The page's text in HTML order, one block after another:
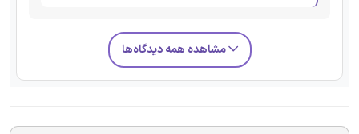
مشاهده همه دیدگاه‌ها